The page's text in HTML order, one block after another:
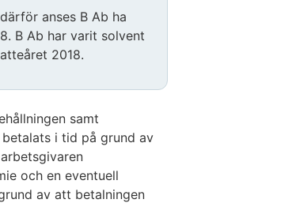
anses B Ab ha
B Ab har varit solvent
2018.
samt
i tid på grund av
och en eventuell
av att betalningen